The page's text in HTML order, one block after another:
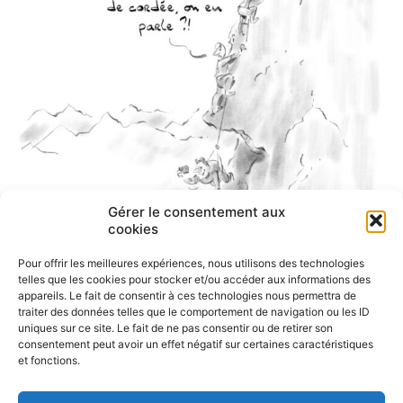
Gérer le consentement aux
cookies
Pour offrir les meilleures expériences, nous utilisons des technologies
telles que les cookies pour stocker et/ou accéder aux informations des
appareils. Le fait de consentir à ces technologies nous permettra de
traiter des données telles que le comportement de navigation ou les ID
uniques sur ce site. Le fait de ne pas consentir ou de retirer son
consentement peut avoir un effet négatif sur certaines caractéristiques
et fonctions.